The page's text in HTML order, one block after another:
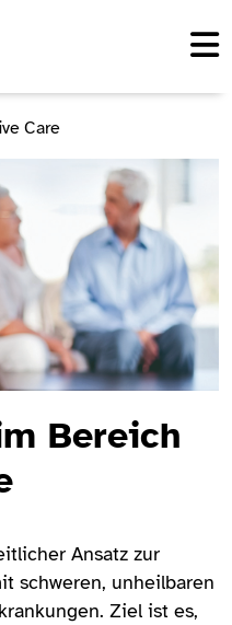
Care
Bereich
Ansatz zur
schweren, unheilbaren
Ziel ist es,